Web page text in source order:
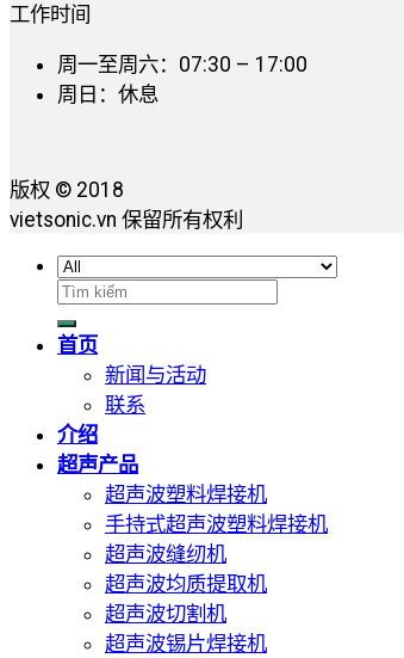
工作时间
周一至周六：07:30 – 17:00
周日：休息
版权 © 2018
vietsonic.vn 保留所有权利
搜
索：
首页
新闻与活动
联系
介绍
超声产品
超声波塑料焊接机
手持式超声波塑料焊接机
超声波缝纫机
超声波均质提取机
超声波切割机
超声波锡片焊接机